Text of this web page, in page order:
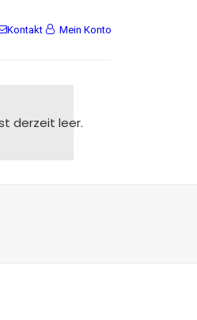
Kontakt Mein Konto
derzeit leer.